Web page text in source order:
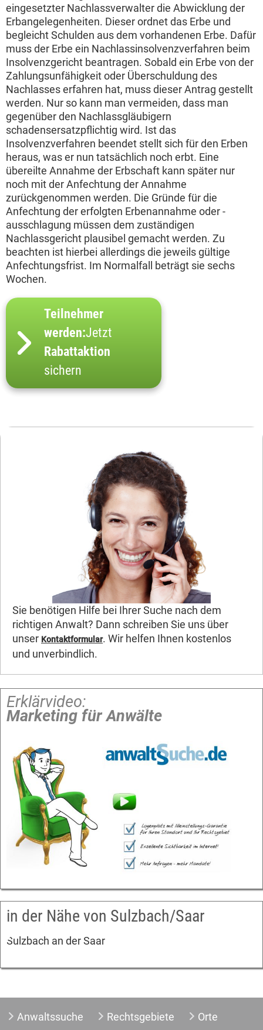
eingesetzter Nachlassverwalter die Abwicklung der
Erbangelegenheiten. Dieser ordnet das Erbe und
begleicht Schulden aus dem vorhandenen Erbe. Dafür
muss der Erbe ein Nachlassinsolvenzverfahren beim
Insolvenzgericht beantragen. Sobald ein Erbe von der
Zahlungsunfähigkeit oder Überschuldung des
Nachlasses erfahren hat, muss dieser Antrag gestellt
werden. Nur so kann man vermeiden, dass man
gegenüber den Nachlassgläubigern
schadensersatzpflichtig wird. Ist das
Insolvenzverfahren beendet stellt sich für den Erben
heraus, was er nun tatsächlich noch erbt. Eine
übereilte Annahme der Erbschaft kann später nur
noch mit der Anfechtung der Annahme
zurückgenommen werden. Die Gründe für die
Anfechtung der erfolgten Erbenannahme oder -
ausschlagung müssen dem zuständigen
Nachlassgericht plausibel gemacht werden. Zu
beachten ist hierbei allerdings die jeweils gültige
Anfechtungsfrist. Im Normalfall beträgt sie sechs
Wochen.
Teilnehmer
werden:Jetzt
Rabattaktion
sichern
Sie benötigen Hilfe bei Ihrer Suche nach dem
richtigen Anwalt? Dann schreiben Sie uns über
unser Kontaktformular. Wir helfen Ihnen kostenlos
und unverbindlich.
Erklärvideo:
Marketing für Anwälte
in der Nähe von Sulzbach/Saar
Sulzbach an der Saar
Anwaltssuche Rechtsgebiete Orte